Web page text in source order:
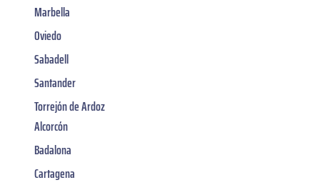
Marbella
Oviedo
Sabadell
Santander
Torrejón de Ardoz
Alcorcón
Badalona
Cartagena